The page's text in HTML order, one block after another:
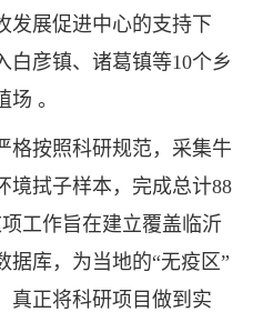
发展促进中心的支持下
白彦镇、诸葛镇等10个乡
。
按照科研规范，采集牛
境拭子样本，完成总计88
工作旨在建立覆盖临沂
据库，为当地的“无疫区”
真正将科研项目做到实